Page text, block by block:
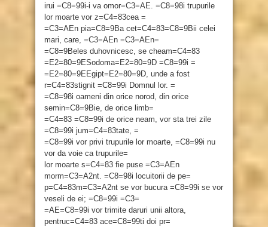
irui =C8=99i-i va omor=C3=AE. =C8=98i trupurile
lor moarte vor z=C4=83cea =
=C3=AEn pia=C8=9Ba cet=C4=83=C8=9Bii celei
mari, care, =C3=AEn =C3=AEn=
=C8=9Beles duhovnicesc, se cheam=C4=83
=E2=80=9ESodoma=E2=80=9D =C8=99i =
=E2=80=9EEgipt=E2=80=9D, unde a fost
r=C4=83stignit =C8=99i Domnul lor. =
=C8=98i oameni din orice norod, din orice
semin=C8=9Bie, de orice limb=
=C4=83 =C8=99i de orice neam, vor sta trei zile
=C8=99i jum=C4=83tate, =
=C8=99i vor privi trupurile lor moarte, =C8=99i nu
vor da voie ca trupurile=
lor moarte s=C4=83 fie puse =C3=AEn
morm=C3=A2nt. =C8=98i locuitorii de pe=
p=C4=83m=C3=A2nt se vor bucura =C8=99i se vor
veseli de ei; =C8=99i =C3=
=AE=C8=99i vor trimite daruri unii altora,
pentruc=C4=83 ace=C8=99ti doi pr=